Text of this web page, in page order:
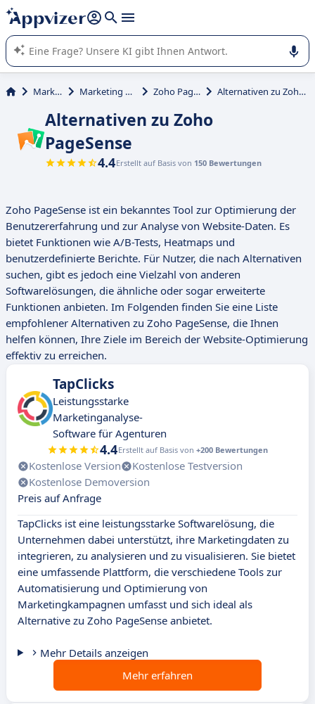
beantworten (mehrere Zeilen mit
Die KI von Appvizer führt Sie bei der Nutzung oder Auswahl
von SaaS-Software in Unternehmen.
Marketing Marketing Analytics Zoho PageSense Alternativen zu Zoho PageSense
Alternativen zu Zoho
PageSense
4.4Erstellt auf Basis von 150 Bewertungen
Zoho PageSense ist ein bekanntes Tool zur Optimierung der
Benutzererfahrung und zur Analyse von Website-Daten. Es
bietet Funktionen wie A/B-Tests, Heatmaps und
benutzerdefinierte Berichte. Für Nutzer, die nach Alternativen
suchen, gibt es jedoch eine Vielzahl von anderen
Softwarelösungen, die ähnliche oder sogar erweiterte
Funktionen anbieten. Im Folgenden finden Sie eine Liste
empfohlener Alternativen zu Zoho PageSense, die Ihnen
helfen können, Ihre Ziele im Bereich der Website-Optimierung
effektiv zu erreichen.
TapClicks
Leistungsstarke
Marketinganalyse-
Software für Agenturen
4.4Erstellt auf Basis von +200 Bewertungen
Kostenlose Version
Kostenlose Testversion
Kostenlose Demoversion
Preis auf Anfrage
TapClicks ist eine leistungsstarke Softwarelösung, die
Unternehmen dabei unterstützt, ihre Marketingdaten zu
integrieren, zu analysieren und zu visualisieren. Sie bietet
eine umfassende Plattform, die verschiedene Tools zur
Automatisierung und Optimierung von
Marketingkampagnen umfasst und sich ideal als
Alternative zu Zoho PageSense anbietet.
Mehr Details anzeigen
Mehr erfahren